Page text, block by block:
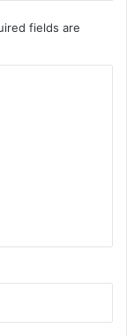
fields are